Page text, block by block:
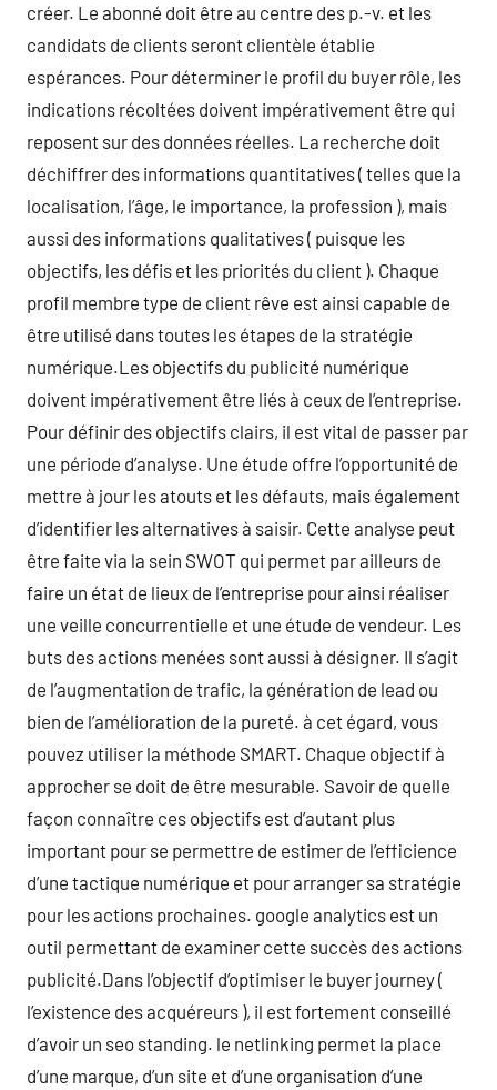
créer. Le abonné doit être au centre des p.-v. et les
candidats de clients seront clientèle établie
espérances. Pour déterminer le profil du buyer rôle, les
indications récoltées doivent impérativement être qui
reposent sur des données réelles. La recherche doit
déchiffrer des informations quantitatives ( telles que la
localisation, l’âge, le importance, la profession ), mais
aussi des informations qualitatives ( puisque les
objectifs, les défis et les priorités du client ). Chaque
profil membre type de client rêve est ainsi capable de
être utilisé dans toutes les étapes de la stratégie
numérique.Les objectifs du publicité numérique
doivent impérativement être liés à ceux de l’entreprise.
Pour définir des objectifs clairs, il est vital de passer par
une période d’analyse. Une étude offre l’opportunité de
mettre à jour les atouts et les défauts, mais également
d’identifier les alternatives à saisir. Cette analyse peut
être faite via la sein SWOT qui permet par ailleurs de
faire un état de lieux de l’entreprise pour ainsi réaliser
une veille concurrentielle et une étude de vendeur. Les
buts des actions menées sont aussi à désigner. Il s’agit
de l’augmentation de trafic, la génération de lead ou
bien de l’amélioration de la pureté. à cet égard, vous
pouvez utiliser la méthode SMART. Chaque objectif à
approcher se doit de être mesurable. Savoir de quelle
façon connaître ces objectifs est d’autant plus
important pour se permettre de estimer de l’efficience
d’une tactique numérique et pour arranger sa stratégie
pour les actions prochaines. google analytics est un
outil permettant de examiner cette succès des actions
publicité.Dans l’objectif d’optimiser le buyer journey (
l’existence des acquéreurs ), il est fortement conseillé
d’avoir un seo standing. le netlinking permet la place
d’une marque, d’un site et d’une organisation d’une